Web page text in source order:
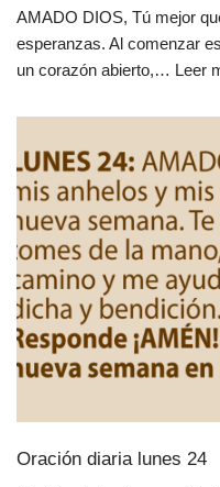
AMADO DIOS, Tú mejor
esperanzas. Al comenzar
un corazón abierto,… Leer
Oración diaria lunes 24